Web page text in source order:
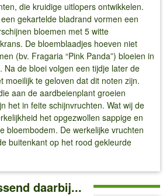
die kruidige uitlopers ontwikkelen.
gekartelde bladrand vormen een
bloemen met 5 witte
De bloemblaadjes hoeven niet
(bv. Fragaria “Pink Panda”) bloeien in
Na de bloei volgen een tijdje later de
moeilijk te geloven dat dit noten zijn.
aan de aardbeienplant groeien
het in feite schijnvruchten. Wat wij de
het opgezwollen sappige en
bloembodem. De werkelijke vruchten
buitenkant op het rood gekleurde
daarbij...